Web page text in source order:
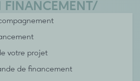
FINANCEMENT/
votre projet
de financement